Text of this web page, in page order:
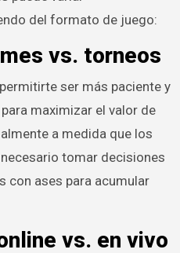
del formato de juego:
vs. torneos
ser más paciente y
maximizar el valor de
a medida que los
tomar decisiones
con ases para acumular
vs. en vivo